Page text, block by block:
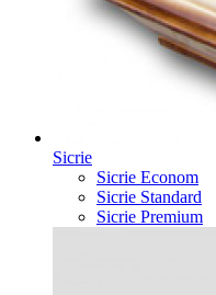
Sicrie
Sicrie Econom
Sicrie Standard
Sicrie Premium